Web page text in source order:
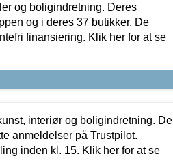
og boligindretning. Deres
og i deres 37 butikker. De
finansiering. Klik her for at se
interiør og boligindretning. De
anmeldelser på Trustpilot.
inden kl. 15. Klik her for at se